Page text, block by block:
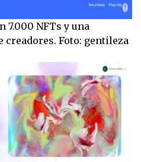
7.000 NFTs y una
creadores. Foto: gentileza